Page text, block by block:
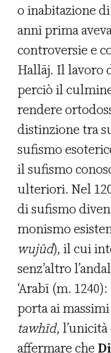
o inabitazione
anni prima
controversie e
Hallāj. Il lavoro
perciò il
rendere
distinzione tra
sufismo
il sufismo
ulteriori. Nel
di sufismo
monismo
wujūd), il cui
senz’altro
‘Arabī (m. 1240):
porta ai
tawhīd,
affermare che